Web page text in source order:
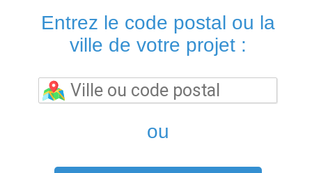
Entrez le code postal ou la
ville de votre projet :
ou